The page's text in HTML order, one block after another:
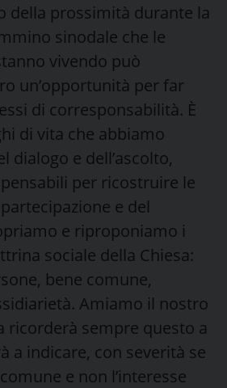
della prossimità durante la
sinodale che le
vivendo può
un’opportunità per far
di corresponsabilità. È
di vita che abbiamo
dialogo e dell’ascolto,
per ricostruire le
e del
e riproponiamo i
sociale della Chiesa:
bene comune,
Amiamo il nostro
ricorderà sempre questo a
a indicare, con severità se
e non l’interesse